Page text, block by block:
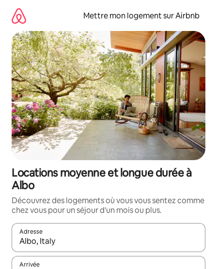
directement
contenu
Mettre mon logement sur Airbnb
Locations moyenne et longue durée à
Albo
Découvrez des logements où vous vous sentez comme
chez vous pour un séjour d'un mois ou plus.
Adresse
Lorsque les résultats s'affichent, utilisez les flèches vers le
Arrivée